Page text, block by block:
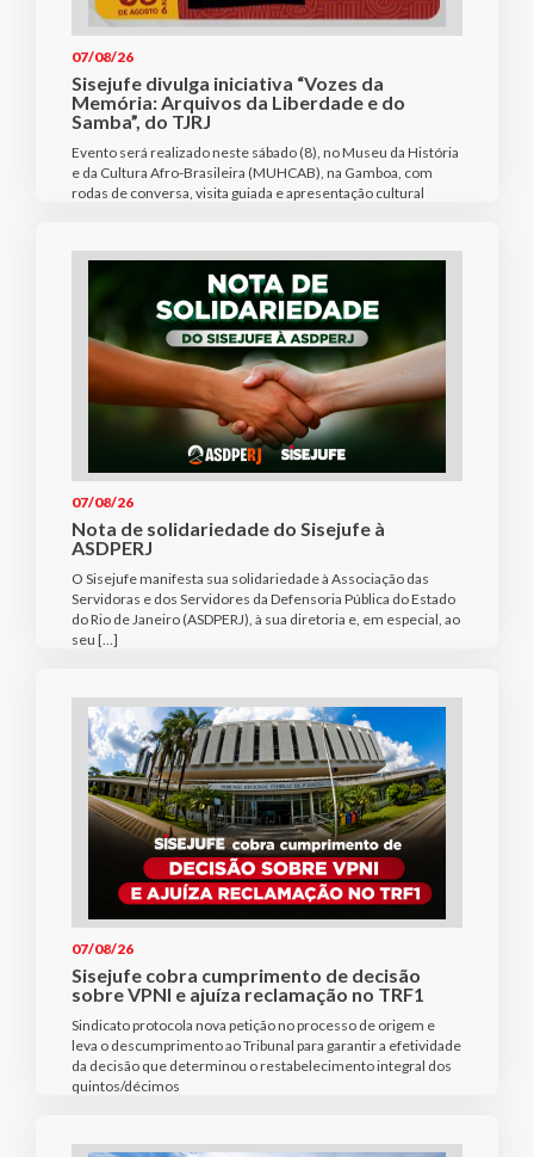
07/08/26
Sisejufe divulga iniciativa “Vozes da
Memória: Arquivos da Liberdade e do
Samba”, do TJRJ
Evento será realizado neste sábado (8), no Museu da História
e da Cultura Afro-Brasileira (MUHCAB), na Gamboa, com
rodas de conversa, visita guiada e apresentação cultural
07/08/26
Nota de solidariedade do Sisejufe à
ASDPERJ
O Sisejufe manifesta sua solidariedade à Associação das
Servidoras e dos Servidores da Defensoria Pública do Estado
do Rio de Janeiro (ASDPERJ), à sua diretoria e, em especial, ao
seu […]
07/08/26
Sisejufe cobra cumprimento de decisão
sobre VPNI e ajuíza reclamação no TRF1
Sindicato protocola nova petição no processo de origem e
leva o descumprimento ao Tribunal para garantir a efetividade
da decisão que determinou o restabelecimento integral dos
quintos/décimos